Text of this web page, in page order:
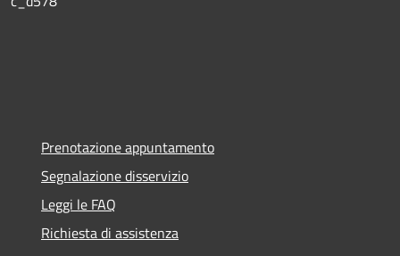
Prenotazione appuntamento
Segnalazione disservizio
Leggi le FAQ
Richiesta di assistenza